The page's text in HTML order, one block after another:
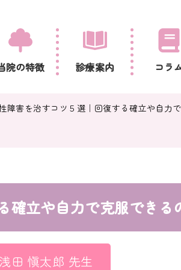
院の特徴 診療案内 コラ
障害を治すコツ５選｜回復する確立や自力
確立や自力で克服できる
田 愼太郎 先生